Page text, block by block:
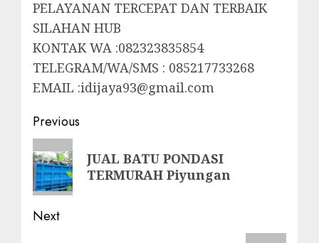
PELAYANAN TERCEPAT DAN TERBAIK
SILAHAN HUB
KONTAK WA :082323835854
TELEGRAM/WA/SMS : 085217733268
EMAIL :idijaya93@gmail.com
Post
navigation
Previous
Previous
post:
JUAL BATU PONDASI
TERMURAH Piyungan
Next